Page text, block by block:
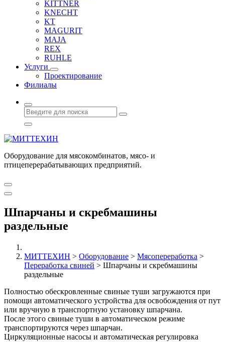
KITTNER
KNECHT
KT
MAGURIT
MAJA
REX
RUHLE
Услуги
Проектирование
Филиалы
Оборудование для мясокомбинатов, мясо- и
птицеперерабатывающих предприятий.
Шпарчаны и скребмашины
раздельные
МИТТЕХИН > Оборудование > Мясопереработка >
Переработка свиней > Шпарчаны и скребмашины
раздельные
Полностью обескровленные свиные туши загружаются при
помощи автоматического устройства для освобождения от пут
или вручную в транспортную установку шпарчана.
После этого свиные туши в автоматическом режиме
транспортируются через шпарчан.
Циркуляционные насосы и автоматическая регулировка